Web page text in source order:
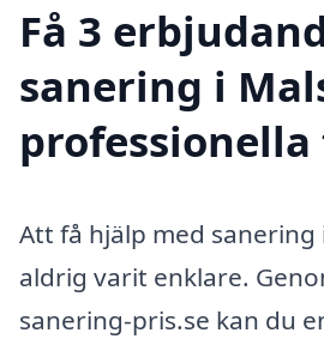
Få 3
sanering i
Att få hjälp med sanering
aldrig varit enklare.
sanering-pris.se kan du